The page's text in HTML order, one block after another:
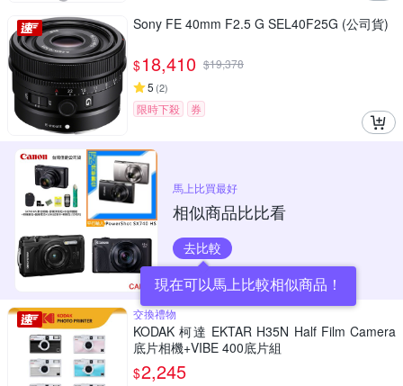
Sony FE 40mm F2.5 G SEL40F25G (公司貨)
$18,410 $19,378
5 (2)
限時下殺 券
馬上比買最好
相似商品比比看
去比較
現在可以馬上比較相似商品！
交換禮物
KODAK 柯達 EKTAR H35N Half Film Camera
底片相機+VIBE 400底片組
$2,245